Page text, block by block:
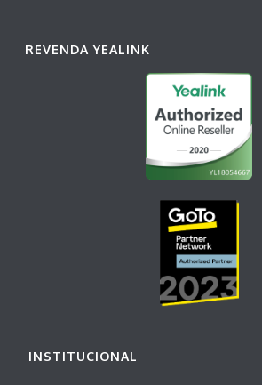
REVENDA YEALINK
INSTITUCIONAL